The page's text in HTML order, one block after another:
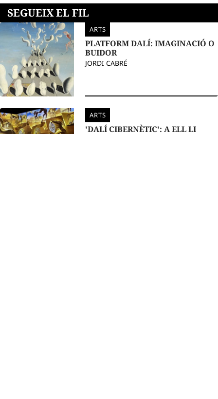
SEGUEIX EL FIL
ARTS
PLATFORM DALÍ: IMAGINACIÓ O
BUIDOR
JORDI CABRÉ
ARTS
'DALÍ CIBERNÈTIC': A ELL LI